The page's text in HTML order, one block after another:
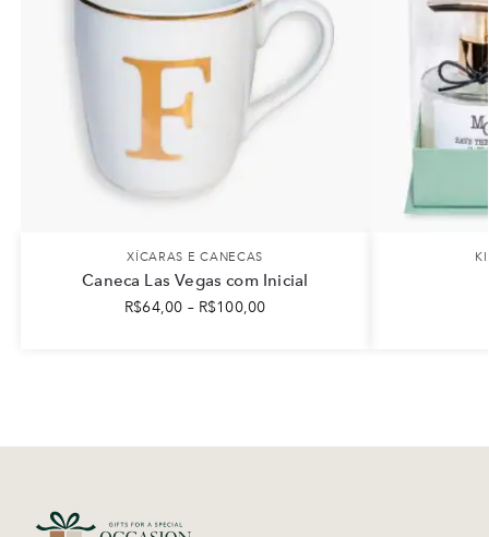
XÍCARAS E CANECAS
Caneca Las Vegas com Inicial
R$64,00 – R$100,00